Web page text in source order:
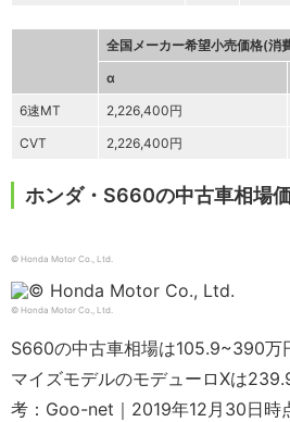
全国メーカー希望小売価格(消
α
6速MT
2,226,400円
CVT
2,226,400円
ホンダ・S660の中古車相場
© Honda Motor Co., Ltd.
© Honda Motor Co., Ltd.
S660の中古車相場は105.9~390万
マイズモデルのモデューロXは
考：Goo-net｜2019年12月30日時